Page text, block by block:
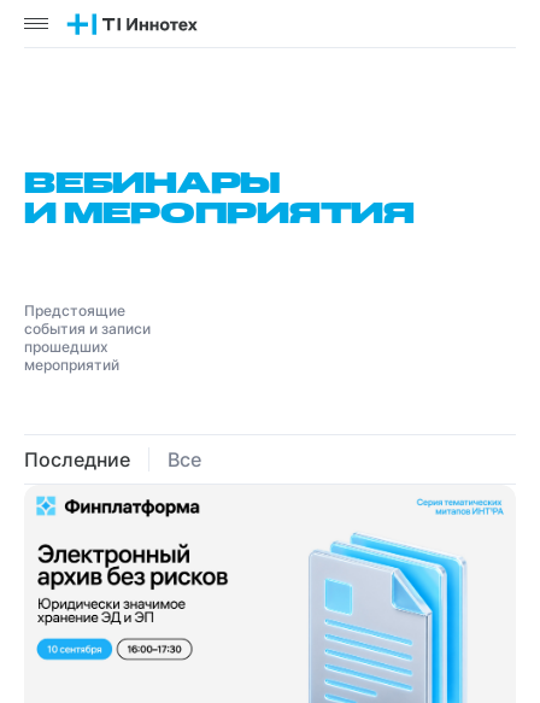
ВЕБИНАРЫ
И МЕРОПРИЯТИЯ
Предстоящие
события и записи
прошедших
мероприятий
Последние Все